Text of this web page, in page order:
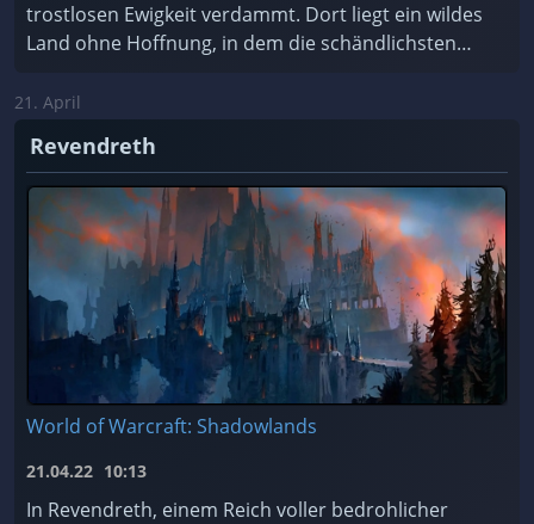
trostlosen Ewigkeit verdammt. Dort liegt ein wildes
Land ohne Hoffnung, in dem die schändlichsten
Soll ...
21. April
Revendreth
World of Warcraft: Shadowlands
21.04.22 10:13
In Revendreth, einem Reich voller bedrohlicher